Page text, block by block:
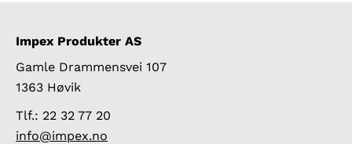
Impex Produkter AS
Gamle Drammensvei 107
1363 Høvik
Tlf.: 22 32 77 20
info@impex.no